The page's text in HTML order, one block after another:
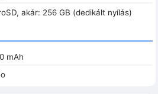
akár: 256 GB (dedikált nyílás)
mAh